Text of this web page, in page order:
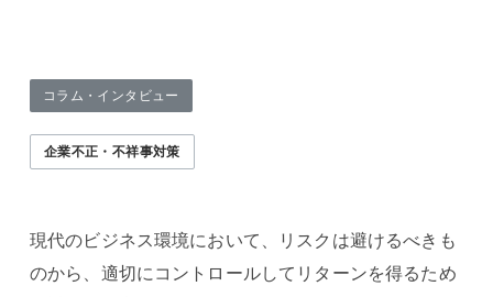
コラム・インタビュー
企業不正・不祥事対策
現代のビジネス環境において、リスクは避けるべきも
のから、適切にコントロールしてリターンを得るため